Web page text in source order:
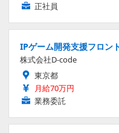
正社員
IPゲーム開発支援フロン
株式会社D-code
東京都
月給70万円
業務委託